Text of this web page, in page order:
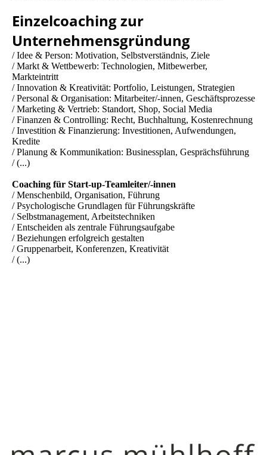
Einzelcoaching zur
Unternehmensgründung
/ Idee & Person: Motivation, Selbstverständnis, Ziele
/ Markt & Wettbewerb: Technologien, Mitbewerber,
Markteintritt
/ Innovation & Kreativität: Portfolio, Leistungen, Strategien
/ Personal & Organisation: Mitarbeiter/-innen, Geschäftsprozesse
/ Marketing & Vertrieb: Standort, Shop, Social Media
/ Finanzen & Controlling: Recht, Buchhaltung, Kostenrechnung
/ Investition & Finanzierung: Investitionen, Aufwendungen,
Kredite
/ Planung & Kommunikation: Businessplan, Gesprächsführung
/ (...)
Coaching für Start-up-Teamleiter/-innen
/ Menschenbild, Organisation, Führung
/ Psychologische Grundlagen für Führungskräfte
/ Selbstmanagement, Arbeitstechniken
/ Entscheiden als zentrale Führungsaufgabe
/ Beziehungen erfolgreich gestalten
/ Gruppenarbeit, Konferenzen, Kreativität
/ (...)